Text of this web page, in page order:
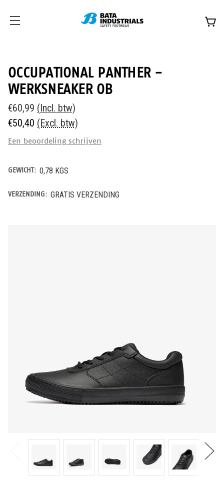
OCCUPATIONAL PANTHER -
WERKSNEAKER OB
€60,99 (Incl. btw)
€50,40 (Excl. btw)
Een beoordeling schrijven
GEWICHT: 0,78 KGS
VERZENDING: GRATIS VERZENDING